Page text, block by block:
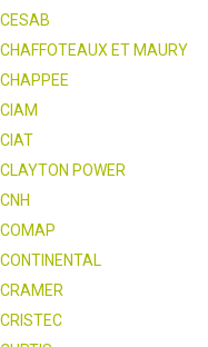
CESAB
CHAFFOTEAUX ET MAURY
CHAPPEE
CIAM
CIAT
CLAYTON POWER
CNH
COMAP
CONTINENTAL
CRAMER
CRISTEC